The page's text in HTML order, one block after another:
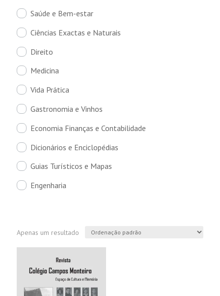
Saúde e Bem-estar
Ciências Exactas e Naturais
Direito
Medicina
Vida Prática
Gastronomia e Vinhos
Economia Finanças e Contabilidade
Dicionários e Enciclopédias
Guias Turísticos e Mapas
Engenharia
Apenas um resultado